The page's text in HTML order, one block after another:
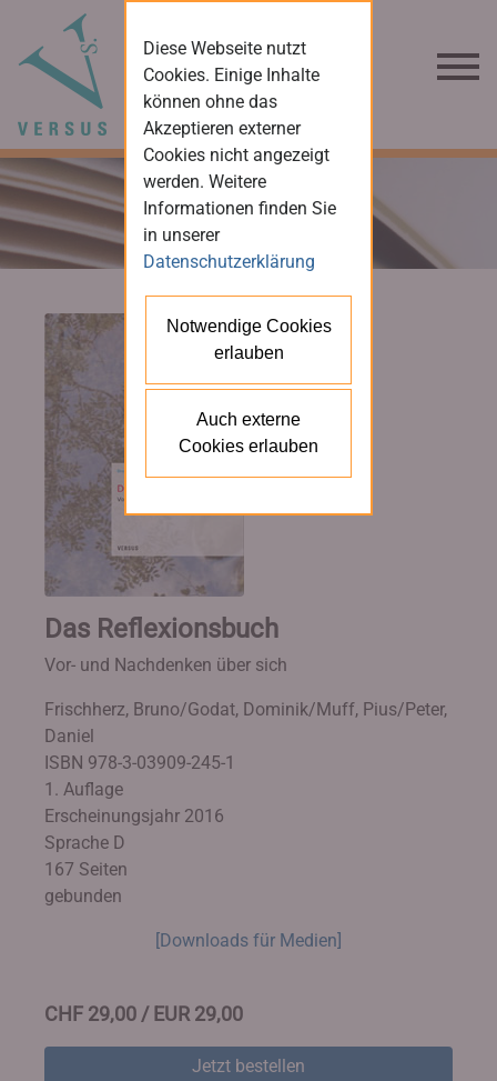
Das Reflexionsbuch
Vor- und Nachdenken über sich
Frischherz, Bruno/Godat, Dominik/Muff, Pius/Peter,
Daniel
ISBN 978-3-03909-245-1
1. Auflage
Erscheinungsjahr 2016
Sprache D
167 Seiten
gebunden
[Downloads für Medien]
CHF 29,00 / EUR 29,00
Jetzt bestellen
Diese Webseite nutzt
Cookies. Einige Inhalte
können ohne das
Akzeptieren externer
Cookies nicht angezeigt
werden. Weitere
Informationen finden Sie
in unserer
Datenschutzerklärung
Notwendige Cookies
erlauben
Auch externe
Cookies erlauben